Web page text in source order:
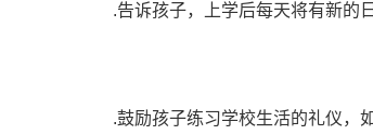
.告诉孩子，上学后每天将有新的日
.鼓励孩子练习学校生活的礼仪，如